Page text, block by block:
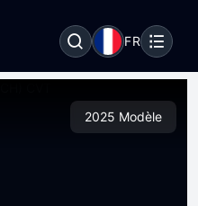
FR
2025 Modèle